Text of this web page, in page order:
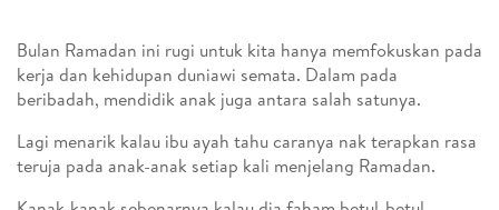
Bulan Ramadan ini rugi untuk kita hanya memfokuskan pada
kerja dan kehidupan duniawi semata. Dalam pada
beribadah, mendidik anak juga antara salah satunya.
Lagi menarik kalau ibu ayah tahu caranya nak terapkan rasa
teruja pada anak-anak setiap kali menjelang Ramadan.